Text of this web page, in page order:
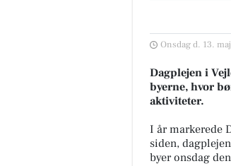
Onsdag d. 13.
Dagplejen i
byerne, hvor
aktiviteter.
I år markerede
siden,
byer onsdag